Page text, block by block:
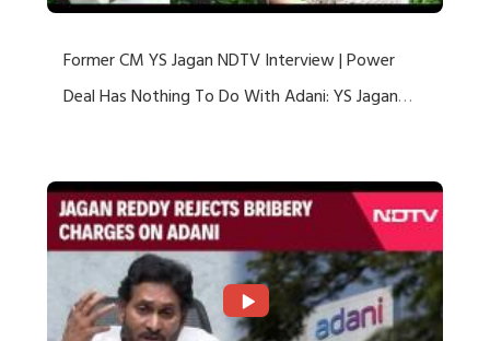
Former CM YS Jagan NDTV Interview | Power
Deal Has Nothing To Do With Adani: YS Jagan